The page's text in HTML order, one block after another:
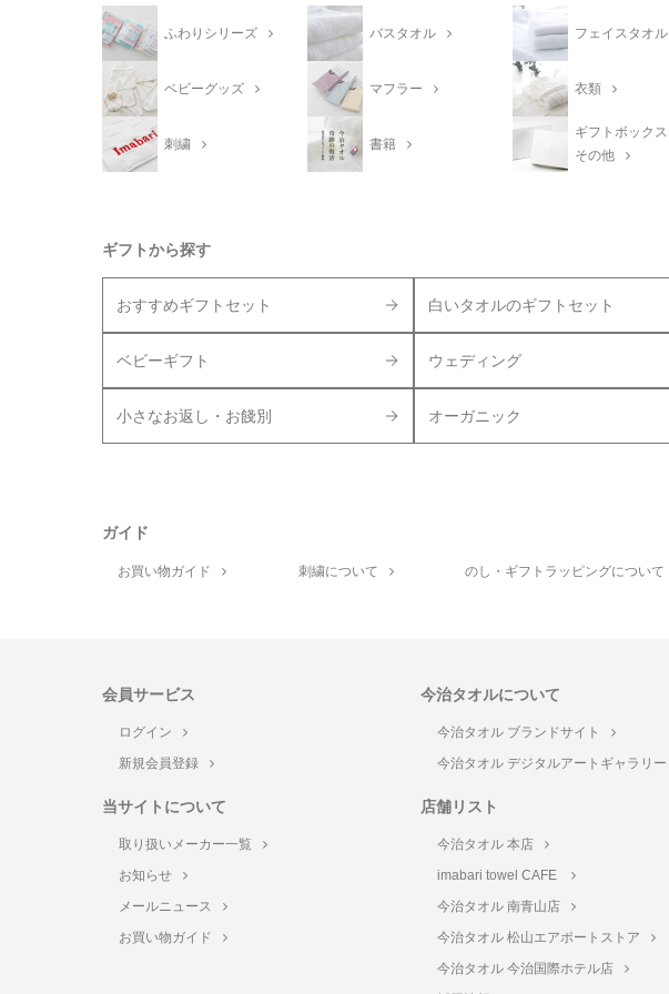
ふわりシリーズ バスタオル フェイスタオル
ベビーグッズ マフラー 衣類
刺繍 書籍
ギフトボックス
その他
ギフトから探す
おすすめギフトセット 白いタオルのギフトセット
ベビーギフト ウェディング
小さなお返し・お餞別 オーガニック
ガイド
お買い物ガイド 刺繍について のし・ギフトラッピングについて
会員サービス
ログイン
新規会員登録
今治タオルについて
今治タオル ブランドサイト
今治タオル デジタルアートギャラリー
当サイトについて
取り扱いメーカー一覧
お知らせ
メールニュース
お買い物ガイド
店舗リスト
今治タオル 本店
imabari towel CAFE
今治タオル 南青山店
今治タオル 松山エアポートストア
今治タオル 今治国際ホテル店